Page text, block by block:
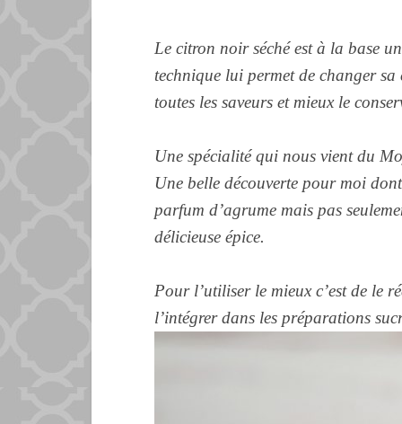
Le citron noir séché est à la base
technique lui permet de changer
toutes les saveurs et mieux le
Une spécialité qui nous vient du
Une belle découverte pour moi
parfum d’agrume mais pas
délicieuse épice.
Pour l’utiliser le mieux c’est de le
l’intégrer dans les préparations